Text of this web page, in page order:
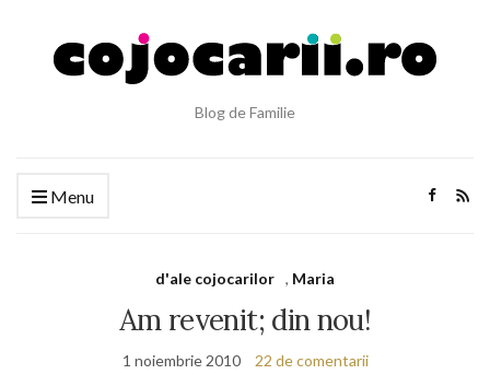
Blog de Familie
Menu
d'ale cojocarilor , Maria
Am revenit; din nou!
1 noiembrie 2010 22 de comentarii